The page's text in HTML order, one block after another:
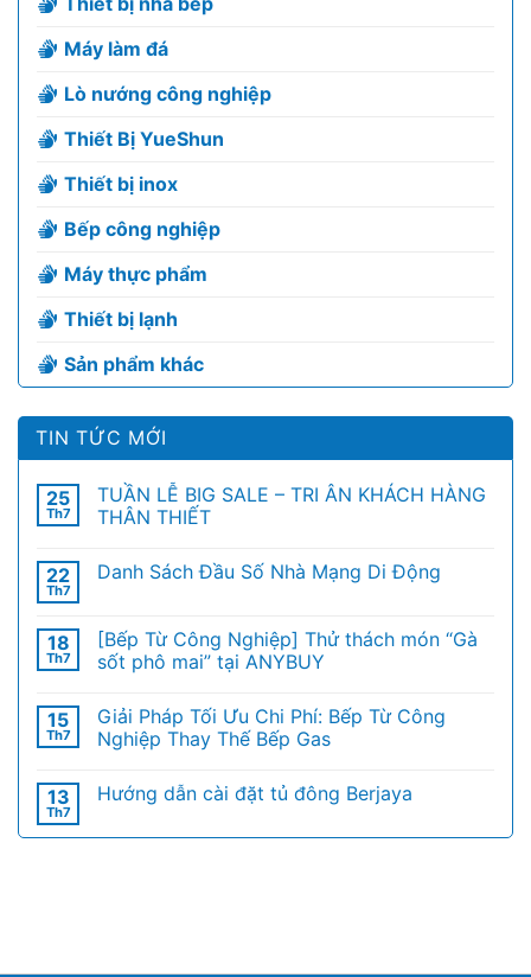
Máy làm đá
Lò nướng công nghiệp
Thiết Bị YueShun
Thiết bị inox
Bếp công nghiệp
Máy thực phẩm
Thiết bị lạnh
Sản phẩm khác
TIN TỨC MỚI
25
Th7
TUẦN LỄ BIG SALE – TRI ÂN KHÁCH HÀNG
THÂN THIẾT
22
Th7
Danh Sách Đầu Số Nhà Mạng Di Động
18
Th7
[Bếp Từ Công Nghiệp] Thử thách món “Gà
sốt phô mai” tại ANYBUY
15
Th7
Giải Pháp Tối Ưu Chi Phí: Bếp Từ Công
Nghiệp Thay Thế Bếp Gas
13
Th7
Hướng dẫn cài đặt tủ đông Berjaya